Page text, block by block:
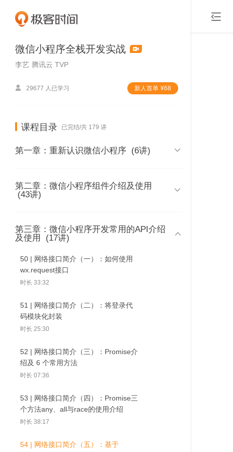
微信小程序全栈开发实战
李艺 腾讯云 TVP
 29677 人已学习 新⼈⾸单 ¥68
课程目录 已完结/共 179 讲
第一章：重新认识微信小程序 (6讲) 
01 | 课程介绍
时长 16:41
时长 07:15
03 | 小程序的特点及开发能力
时长 07:50
了哪些新功能？
时长 07:50
构建一个Web App需要做哪些事情？
时长 18:19
小程序项目
时长 15:58
第二章：微信小程序组件介绍及使用
(43讲)

07 | icon组件：关于图标的4个实现方
案
08 | progress组件：如何自定义实现
一个环形进度条？
09 | rich-text组件：如何单击预览rich-
text中的图片并保存？
10 | view容器组件及Flex布局
（一）：学习容器组件view及其重要
时长 19:41
11 | view容器组件及Flex布局（二）：
时长 12:15
第三章：微信小程序开发常用的API介绍
及使用
(17讲) 
50 | 网络接口简介（一）：如何使用
wx.request接口
时长 33:32
51 | 网络接口简介（二）：将登录代
码模块化封装
时长 25:30
52 | 网络接口简介（三）：Promise介
绍及 6 个常用方法
时长 07:36
53 | 网络接口简介（四）：Promise三
个方法any、all与race的使用介绍
时长 38:17
54 | 网络接口简介（五）：基于

50 | 网络接口简介
（一）：如何使用